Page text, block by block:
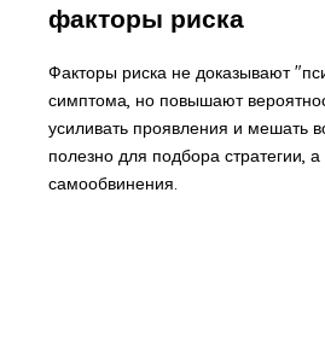
факторы риска
Факторы риска не доказывают
симптома, но повышают
усиливать проявления и мешать
полезно для подбора стратегии,
самообвинения.